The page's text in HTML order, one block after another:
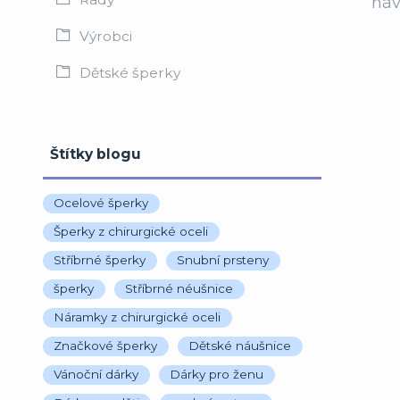
Výrobci
Dětské šperky
Štítky blogu
Ocelové šperky
Šperky z chirurgické oceli
Stříbrné šperky
Snubní prsteny
šperky
Stříbrné néušnice
Náramky z chirurgické oceli
Značkové šperky
Dětské náušnice
Vánoční dárky
Dárky pro ženu